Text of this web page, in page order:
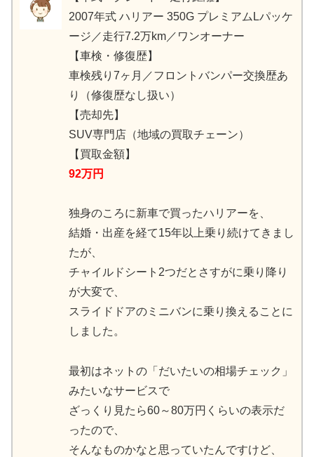
2007年式 ハリアー 350G プレミアムLパッケ
ージ／走行7.2万km／ワンオーナー
【車検・修復歴】
車検残り7ヶ月／フロントバンパー交換歴あ
り（修復歴なし扱い）
【売却先】
SUV専門店（地域の買取チェーン）
【買取金額】
92万円
独身のころに新車で買ったハリアーを、
結婚・出産を経て15年以上乗り続けてきまし
たが、
チャイルドシート2つだとさすがに乗り降り
が大変で、
スライドドアのミニバンに乗り換えることに
しました。
最初はネットの「だいたいの相場チェック」
みたいなサービスで
ざっくり見たら60～80万円くらいの表示だ
ったので、
そんなものかなと思っていたんですけど、